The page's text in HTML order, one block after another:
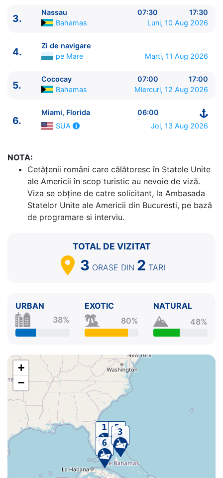
ITINERARIU
----------------------------------------
1. Miami, Florida SUA
Zi de navigare
4. Zi de navigare
5.
Cococay Bahamas 07:00 - 17:00
Miami, Florida SUA 06:00 - ⚓
3.
Nassau 07:30
17:30
Bahamas
Luni, 10 Aug 2026
4.
Zi de navigare
pe Mare
Marti, 11 Aug 2026
5.
Cococay 07:00
17:00
Bahamas
Miercuri, 12 Aug 2026
6.
Miami, Florida
06:00
SUA
Joi, 13 Aug 2026
NOTA:
Cetăţenii români care călătoresc în Statele Unite
ale Americii în scop turistic au nevoie de viză.
Viza se obține de catre solicitant, la Ambasada
Statelor Unite ale Americii din Bucuresti, pe bază
de programare si interviu.
TOTAL DE VIZITAT
3 ORASE DIN 2 TARI
URBAN
38%
EXOTIC
80%
NATURAL
48%
+
−